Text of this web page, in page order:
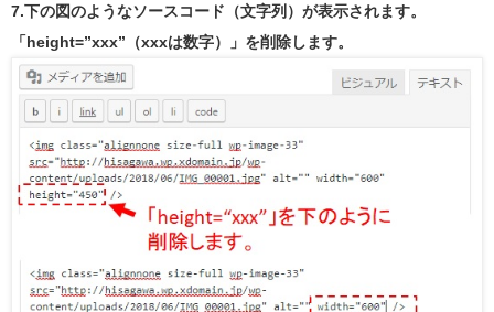
7.下の図のようなソースコード（文字列）が表示されます。
「height=”xxx”（xxxは数字）」を削除します。